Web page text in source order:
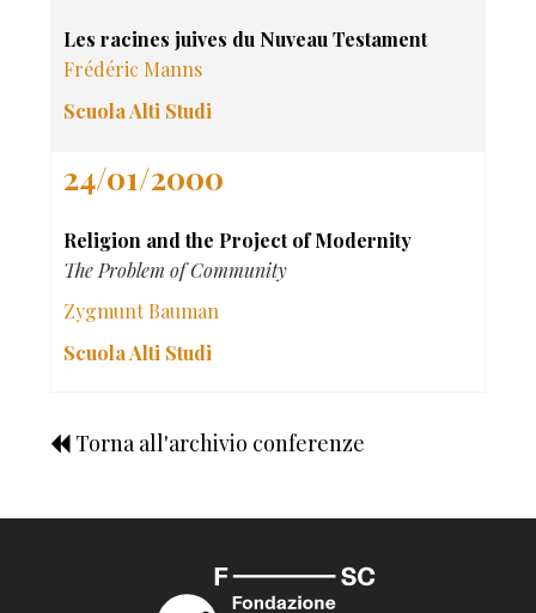
Les racines juives du Nuveau Testament
Frédéric Manns
Scuola Alti Studi
24/01/2000
Religion and the Project of Modernity
The Problem of Community
Zygmunt Bauman
Scuola Alti Studi
Torna all'archivio conferenze